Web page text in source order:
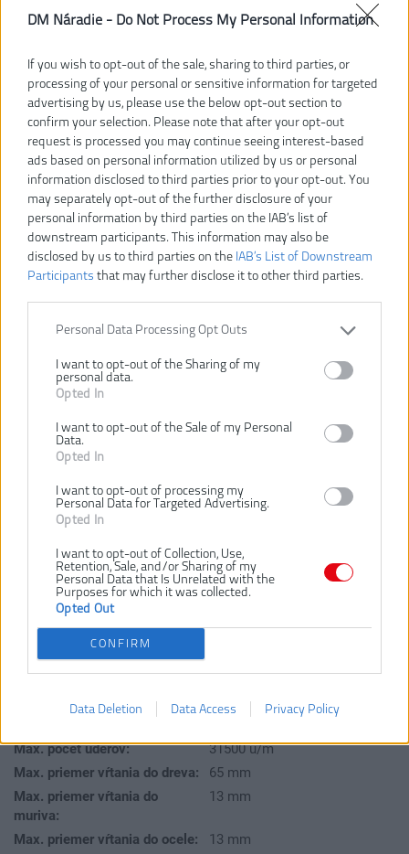
DM Náradie - Do Not Process My Personal Information
If you wish to opt-out of the sale, sharing to third parties, or
processing of your personal or sensitive information for targeted
advertising by us, please use the below opt-out section to
confirm your selection. Please note that after your opt-out
request is processed you may continue seeing interest-based
ads based on personal information utilized by us or personal
information disclosed to third parties prior to your opt-out. You
may separately opt-out of the further disclosure of your
personal information by third parties on the IAB’s list of
downstream participants. This information may also be
disclosed by us to third parties on the IAB’s List of Downstream
Participants that may further disclose it to other third parties.
Personal Data Processing Opt Outs
I want to opt-out of the Sharing of my
personal data.
Opted In
I want to opt-out of the Sale of my Personal
Data.
Opted In
I want to opt-out of processing my
Personal Data for Targeted Advertising.
Opted In
I want to opt-out of Collection, Use,
Retention, Sale, and/or Sharing of my
Personal Data that Is Unrelated with the
Purposes for which it was collected.
Opted Out
CONFIRM
Data Deletion Data Access Privacy Policy
360,00 € 400,00 € -10%
Dostupnosť: SKLADOM
Dostupné tiež ako
502C
2 × 5,0 Ah
X02C
Číslo produktu:
BSB18C3BL-402C
Typ tovaru:
Príklepové vŕtačky
EAN kód:
4058546362201
Záruka:
Dodávaný v:
Taška
Hmotnosť vrátane aku:
Kapacita akumulátora:
4.0 Ah
Kapacita skľučovadla:
13 mm
Max. počet úderov:
31500 ú/m
Max. priemer vŕtania do dreva:
65 mm
Max. priemer vŕtania do
muriva:
13 mm
Max. priemer vŕtania do ocele:
13 mm